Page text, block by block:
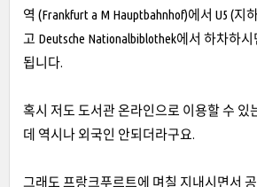
역 (Frankfurt a M Hauptbahnhof)에서 U5 (지
고 Deutsche Nationalbiblothek에서 하차하
됩니다.
혹시 저도 도서관 온라인으로 이용할 수 있
데 역시나 외국인 안되더라구요.
그래도 프랑크푸르트에 며칠 지내시면서